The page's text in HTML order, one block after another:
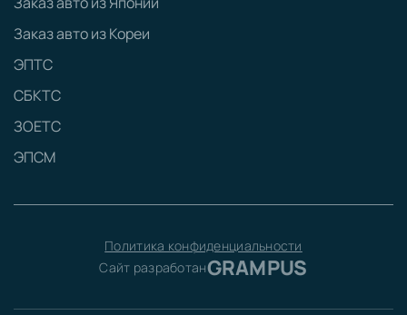
Заказ авто из Кореи
ЭПТС
СБКТС
ЗОЕТС
ЭПСМ
Политика конфиденциальности
Сайт разработанGRAMPUS